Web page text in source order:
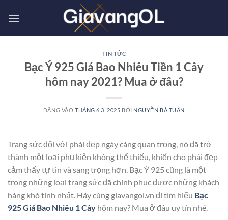
qua
TIN TỨC
Bạc Ý 925 Giá Bao Nhiêu Tiền 1 Cây
hôm nay 2021? Mua ở đâu?
ĐĂNG VÀO THÁNG 6 3, 2025 BỞI NGUYỄN BÁ TUẤN
Trang sức đối với phái đẹp ngày càng quan trọng, nó đã trở
thành một loại phụ kiện không thể thiếu, khiến cho phái đẹp
cảm thấy tự tin và sang trọng hơn. Bạc Ý 925 cũng là một
trong những loại trang sức đã chinh phục được những khách
hàng khó tính nhất. Hãy cùng giavangol.vn đi tìm hiểu Bạc
925 Giá Bao Nhiêu 1 Cây hôm nay? Mua ở đâu uy tín nhé.